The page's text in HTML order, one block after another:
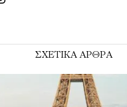
ΣΧΕΤΙΚΑ ΑΡΘΡΑ